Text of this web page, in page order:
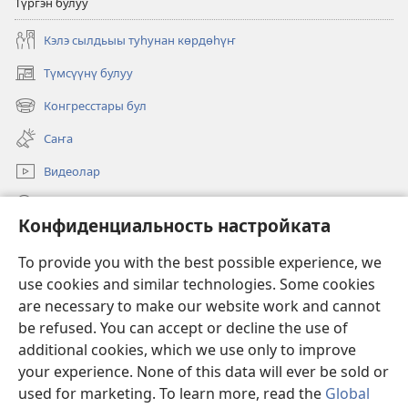
Конфиденциальность настройката
To provide you with the best possible experience, we
use cookies and similar technologies. Some cookies
are necessary to make our website work and cannot
be refused. You can accept or decline the use of
additional cookies, which we use only to improve
your experience. None of this data will ever be sold or
used for marketing. To learn more, read the Global
Кэлэ сылдьыы туһунан көрдөһүҥ
Түмсүүнү булуу
(opens
new
window)
Конгресстары бул
(opens
new
window)
Саҥа
Видеолар
(opens
window)Харабыл башнятын ОНЛАЙН-БИБЛИОТЕКАТА™
(opens
new
window)JW Hub ®
(opens
new
window)